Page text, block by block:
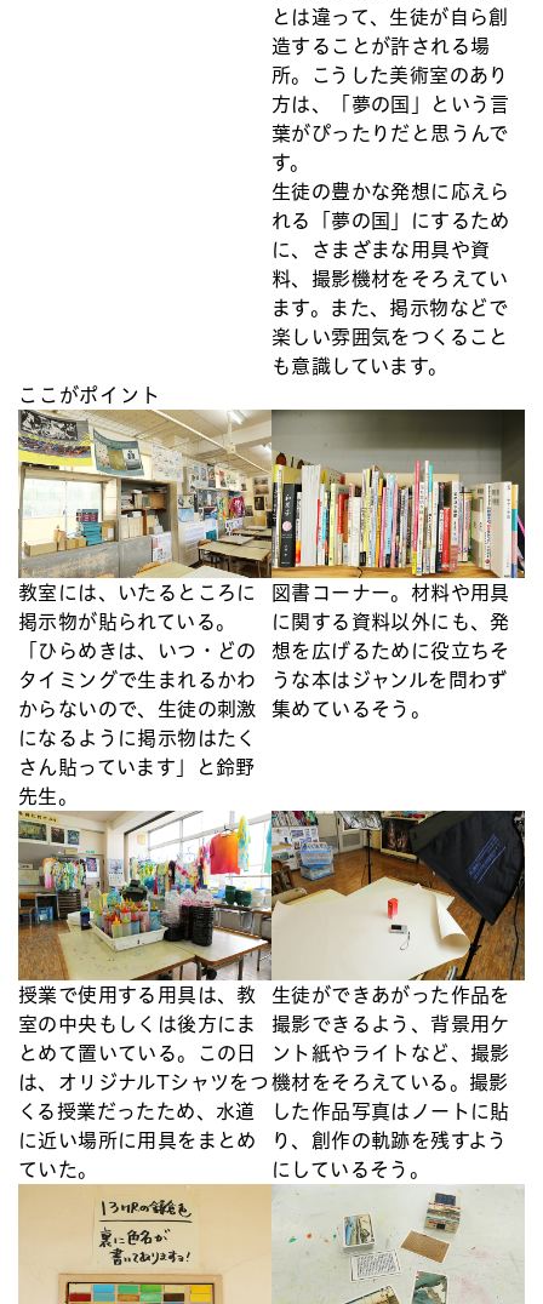
とは違って、生徒が自ら創
造することが許される場
所。こうした美術室のあり
方は、「夢の国」という言
葉がぴったりだと思うんで
す。
生徒の豊かな発想に応えら
れる「夢の国」にするため
に、さまざまな用具や資
料、撮影機材をそろえてい
ます。また、掲示物などで
楽しい雰囲気をつくること
も意識しています。
ここがポイント
教室には、いたるところに
掲示物が貼られている。
「ひらめきは、いつ・どの
タイミングで生まれるかわ
からないので、生徒の刺激
になるように掲示物はたく
さん貼っています」と鈴野
先生。
図書コーナー。材料や用具
に関する資料以外にも、発
想を広げるために役立ちそ
うな本はジャンルを問わず
集めているそう。
授業で使用する用具は、教
室の中央もしくは後方にま
とめて置いている。この日
は、オリジナルTシャツをつ
くる授業だったため、水道
に近い場所に用具をまとめ
ていた。
生徒ができあがった作品を
撮影できるよう、背景用ケ
ント紙やライトなど、撮影
機材をそろえている。撮影
した作品写真はノートに貼
り、創作の軌跡を残すよう
にしているそう。